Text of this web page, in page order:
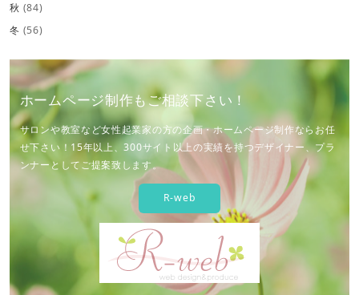
秋 (84)
冬 (56)
ホームページ制作もご相談下さい！
サロンや教室など女性起業家の方の企画・ホームページ制作ならお任
せ下さい！15年以上、300サイト以上の実績を持つデザイナー、プラ
ンナーとしてご提案致します。
R-web